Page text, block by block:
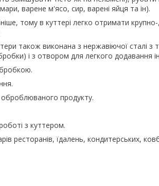
варене м'ясо, сир, варені яйця та ін).
тому в куттері легко отримати крупно-
також виконана з нержавіючої сталі з
і з отвором для легкого додавання
продукту.
з куттером.
ресторанів, їдалень, кондитерських,